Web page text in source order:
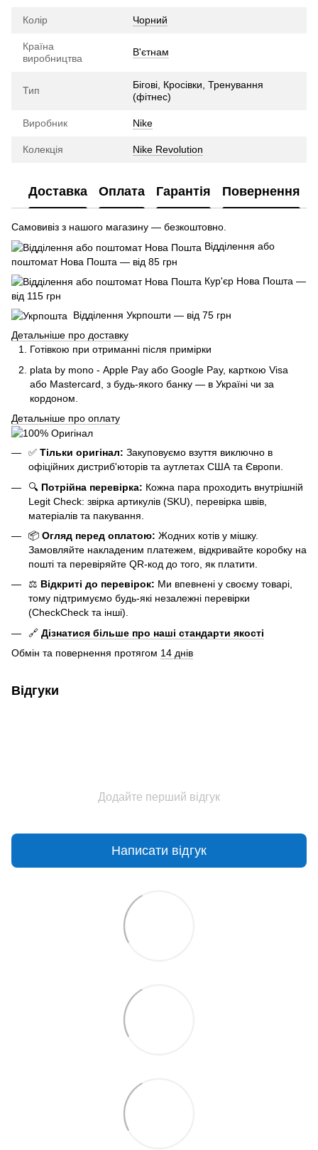
Колір Чорний
Країна
виробництва
В'єтнам
Тип
Бігові, Кросівки, Тренування
(фітнес)
Виробник Nike
Колекція Nike Revolution
Доставка Оплата Гарантія Повернення
Самовивіз з нашого магазину — безкоштовно.
Відділення або
поштомат Нова Пошта — від 85 грн
Кур'єр Нова Пошта —
від 115 грн
Відділення Укрпошти — від 75 грн
Детальніше про доставку
Готівкою при отриманні після примірки
plata by mono - Apple Pay або Google Pay, карткою Visa
або Mastercard, з будь-якого банку — в Україні чи за
кордоном.
Детальніше про оплату
✅ Тільки оригінал: Закуповуємо взуття виключно в
офіційних дистриб'юторів та аутлетах США та Європи.
🔍 Потрійна перевірка: Кожна пара проходить внутрішній
Legit Check: звірка артикулів (SKU), перевірка швів,
матеріалів та пакування.
📦 Огляд перед оплатою: Жодних котів у мішку.
Замовляйте накладеним платежем, відкривайте коробку на
пошті та перевіряйте QR-код до того, як платити.
⚖️ Відкриті до перевірок: Ми впевнені у своєму товарі,
тому підтримуємо будь-які незалежні перевірки
(CheckCheck та інші).
🔗 Дізнатися більше про наші стандарти якості
Обмін та повернення протягом 14 днів
Відгуки
Додайте перший відгук
Написати відгук